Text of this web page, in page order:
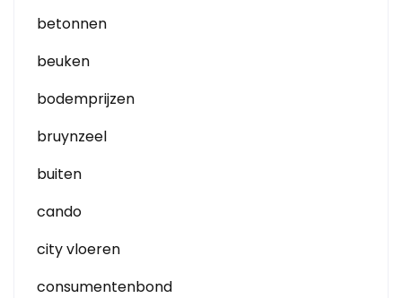
betonnen
beuken
bodemprijzen
bruynzeel
buiten
cando
city vloeren
consumentenbond